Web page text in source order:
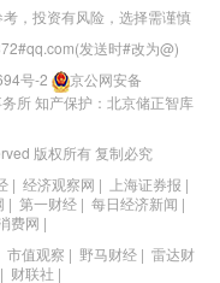
，投资有风险，选择需谨慎
发送时#改为@)
号-2
京公网安备
所知产保护：北京储正智库
版权所有 复制必究
| 经济观察网 | 上海证券报 |
| 第一财经| 每日经济新闻 |
费网 |
市值观察 | 野马财经| 雷达财
财联社 |